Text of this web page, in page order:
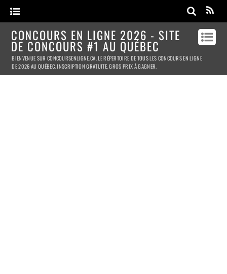
CONCOURS EN LIGNE 2026 - SITE
DE CONCOURS #1 AU QUÉBEC
BIENVENUE SUR CONCOURSENLIGNE.CA. LE RÉPERTOIRE DE TOUS LES CONCOURS EN LIGNE
DE 2026 AU QUÉBEC. INSCRIPTION GRATUITE. GROS PRIX À GAGNER.